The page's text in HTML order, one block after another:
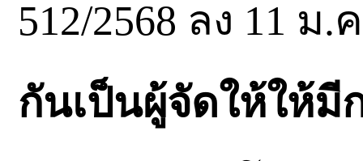
512/2568 ลง 11
กันเป็นผู้จัดให้ให้มี